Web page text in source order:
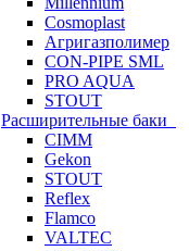
Cosmoplast
Агригазполимер
CON-PIPE SML
PRO AQUA
STOUT
Расширительные баки
CIMM
Gekon
STOUT
Reflex
Flamco
VALTEC